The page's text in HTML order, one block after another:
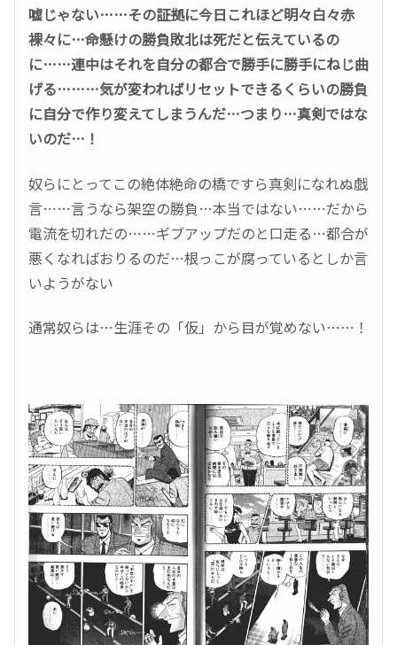
嘘じゃない……その証拠に今日これほど明々白々赤
裸々に…命懸けの勝負敗北は死だと伝えているの
に……連中はそれを自分の都合で勝手に勝手にねじ曲
げる………気が変わればリセットできるくらいの勝負
に自分で作り変えてしまうんだ…つまり…真剣ではな
いのだ…！
奴らにとってこの絶体絶命の橋ですら真剣になれぬ戯
言……言うなら架空の勝負…本当ではない……だから
電流を切れだの……ギブアップだのと口走る…都合が
悪くなればおりるのだ…根っこが腐っているとしか言
いようがない
通常奴らは…生涯その「仮」から目が覚めない……！